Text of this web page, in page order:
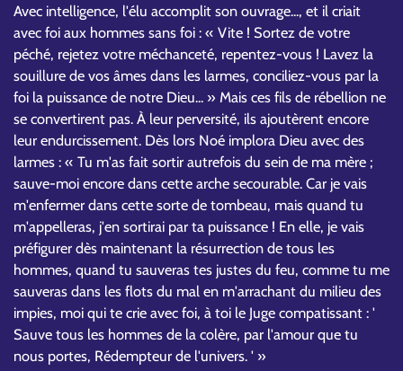
Avec intelligence, l'élu accomplit son ouvrage..., et il criait
avec foi aux hommes sans foi : « Vite ! Sortez de votre
péché, rejetez votre méchanceté, repentez-vous ! Lavez la
souillure de vos âmes dans les larmes, conciliez-vous par la
foi la puissance de notre Dieu... » Mais ces fils de rébellion ne
se convertirent pas. À leur perversité, ils ajoutèrent encore
leur endurcissement. Dès lors Noé implora Dieu avec des
larmes : « Tu m'as fait sortir autrefois du sein de ma mère ;
sauve-moi encore dans cette arche secourable. Car je vais
m'enfermer dans cette sorte de tombeau, mais quand tu
m'appelleras, j'en sortirai par ta puissance ! En elle, je vais
préfigurer dès maintenant la résurrection de tous les
hommes, quand tu sauveras tes justes du feu, comme tu me
sauveras dans les flots du mal en m'arrachant du milieu des
impies, moi qui te crie avec foi, à toi le Juge compatissant : '
Sauve tous les hommes de la colère, par l'amour que tu
nous portes, Rédempteur de l'univers. ' »